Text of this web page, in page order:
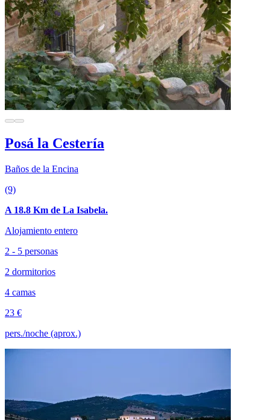
Posá la Cestería
Baños de la Encina
(9)
A 18.8 Km de La Isabela.
Alojamiento entero
2 - 5 personas
2 dormitorios
4 camas
23 €
pers./noche (aprox.)